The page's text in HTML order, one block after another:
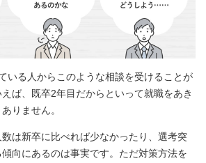
いる人からこのような相談を受けることが
ば、既卒2年目だからといって就職をあき
りません。
は新卒に比べれば少なかったり、選考突
向にあるのは事実です。ただ対策方法を